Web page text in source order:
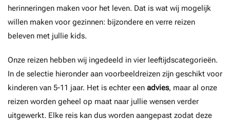
herinneringen maken voor het leven. Dat is wat wij mogelijk
willen maken voor gezinnen: bijzondere en verre reizen
beleven met jullie kids.
Onze reizen hebben wij ingedeeld in vier leeftijdscategorieën.
In de selectie hieronder aan voorbeeldreizen zijn geschikt voor
kinderen van 5-11 jaar. Het is echter een advies, maar al onze
reizen worden geheel op maat naar jullie wensen verder
uitgewerkt. Elke reis kan dus worden aangepast zodat deze